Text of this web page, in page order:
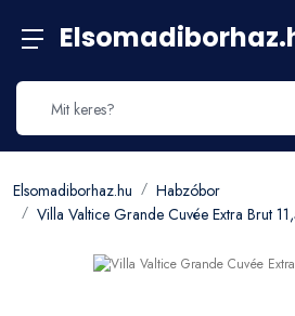
Elsomadiborhaz.hu
Habzóbor
Villa Valtice Grande Cuvée Extra Brut